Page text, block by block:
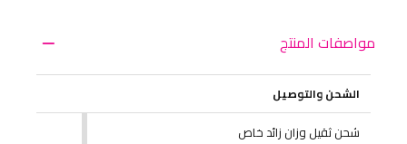
مواصفات المنتج
الشحن والتوصيل
شحن ثقيل وزان زائد خاص